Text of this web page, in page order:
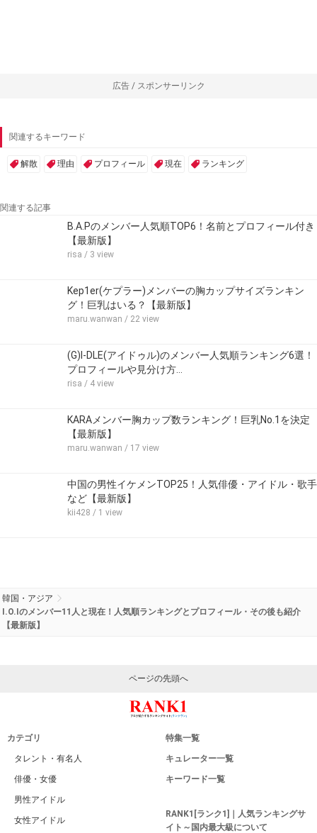
広告 / スポンサーリンク
関連するキーワード
解散 理由 プロフィール 現在 ランキング
関連する記事
B.A.Pのメンバー人気順TOP6！名前とプロフィール付き
【最新版】
risa / 3 view
Kep1er(ケプラー)メンバーの胸カップサイズランキン
グ！巨乳はいる？【最新版】
maru.wanwan / 22 view
(G)I-DLE(アイドゥル)のメンバー人気順ランキング6選！
プロフィールや見分け方…
risa / 4 view
KARAメンバー胸カップ数ランキング！巨乳No.1を決定
【最新版】
maru.wanwan / 17 view
中国の男性イケメンTOP25！人気俳優・アイドル・歌手
など【最新版】
kii428 / 1 view
韓国・アジア
I.O.Iのメンバー11人と現在！人気順ランキングとプロフィール・その後も紹介
【最新版】
ページの先頭へ
カテゴリ
タレント・有名人
俳優・女優
男性アイドル
女性アイドル
特集一覧
キュレーター一覧
キーワード一覧
RANK1[ランク1]｜人気ランキングサ
イト～国内最大級について